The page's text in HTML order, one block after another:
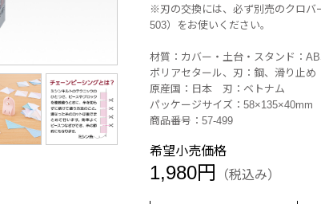
※刃の交換には、必ず別売のクロバ
503）をお使いください。
材質：カバー・土台・スタンド：
ポリアセタール、刃：鋼、滑り止め
原産国：日本 刃：ベトナム
パッケージサイズ：58×135×40mm
商品番号：57-499
希望小売価格
1,980円 （税込み）